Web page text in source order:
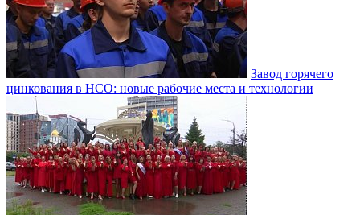
Завод горячего
цинкования в НСО: новые рабочие места и технологии